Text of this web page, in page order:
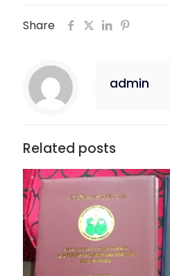
Share
admin
Related posts